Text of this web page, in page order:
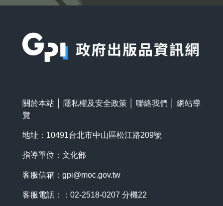
關於本站 隱私權及安全政策 聯絡我們
網站導
覽
地址：10491台北市中山區松江路209號
指導單位：文化部
客服信箱： gpi@moc.gov.tw
客服電話：：02-2518-0207 分機22